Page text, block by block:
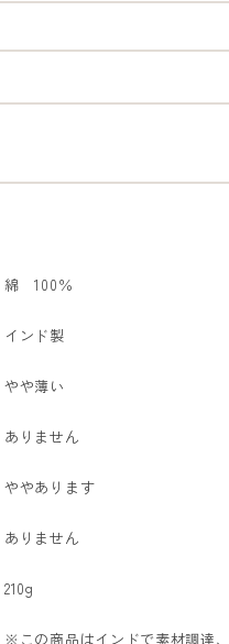
綿 100％
インド製
やや薄い
ありません
ややあります
ありません
210g
※この商品はインドで素材調達